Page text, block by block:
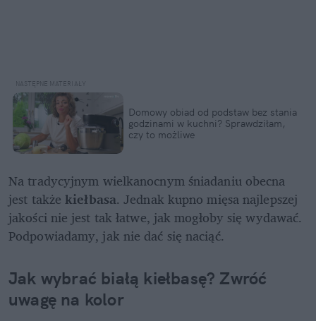
Domowy obiad od podstaw bez stania
godzinami w kuchni? Sprawdziłam,
czy to możliwe
Na tradycyjnym wielkanocnym śniadaniu obecna
jest także kiełbasa. Jednak kupno mięsa najlepszej
jakości nie jest tak łatwe, jak mogłoby się wydawać.
Podpowiadamy, jak nie dać się naciąć.
Jak wybrać białą kiełbasę? Zwróć
uwagę na kolor